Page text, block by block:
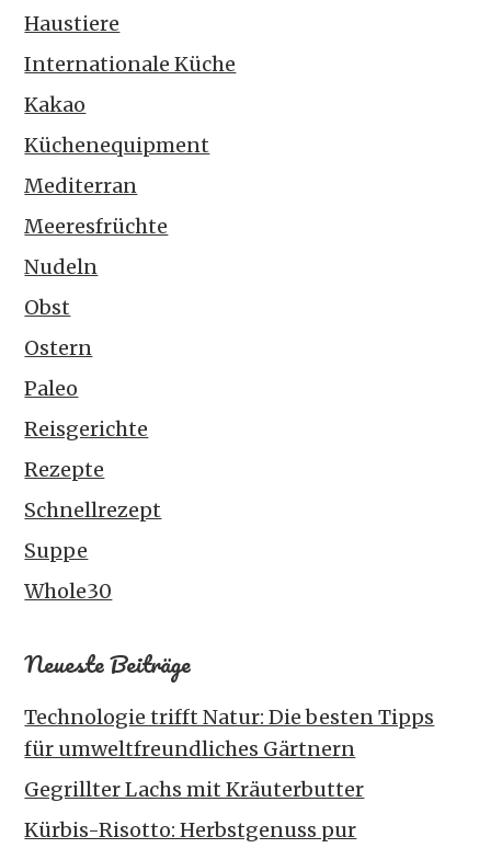
Haustiere
Internationale Küche
Kakao
Küchenequipment
Mediterran
Meeresfrüchte
Nudeln
Obst
Ostern
Paleo
Reisgerichte
Rezepte
Schnellrezept
Suppe
Whole30
Neueste Beiträge
Technologie trifft Natur: Die besten Tipps
für umweltfreundliches Gärtnern
Gegrillter Lachs mit Kräuterbutter
Kürbis-Risotto: Herbstgenuss pur